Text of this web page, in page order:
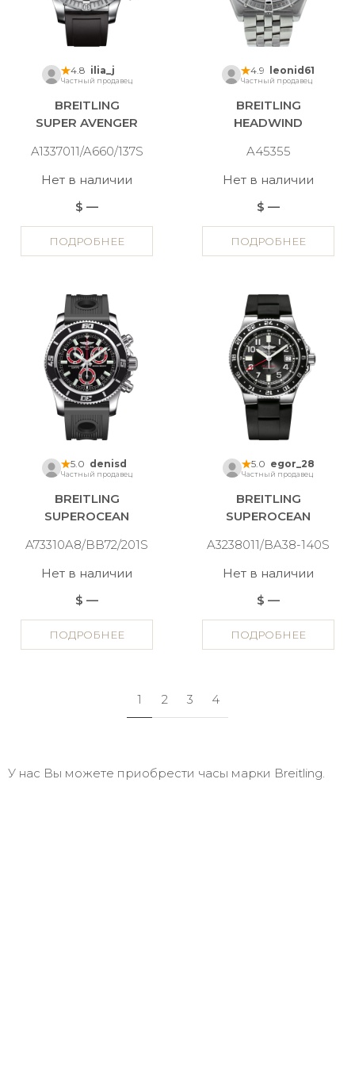
4.8 ilia_j
Частный продавец
BREITLING
SUPER AVENGER
A1337011/A660/137S
Нет в наличии
$ —
ПОДРОБНЕЕ
4.9 leonid61
Частный продавец
BREITLING
HEADWIND
A45355
Нет в наличии
$ —
ПОДРОБНЕЕ
5.0 denisd
Частный продавец
BREITLING
SUPEROCEAN
A73310A8/BB72/201S
Нет в наличии
$ —
ПОДРОБНЕЕ
5.0 egor_28
Частный продавец
BREITLING
SUPEROCEAN
A3238011/BA38-140S
Нет в наличии
$ —
ПОДРОБНЕЕ
1 2 3 4
У нас Вы можете приобрести часы марки Breitling.